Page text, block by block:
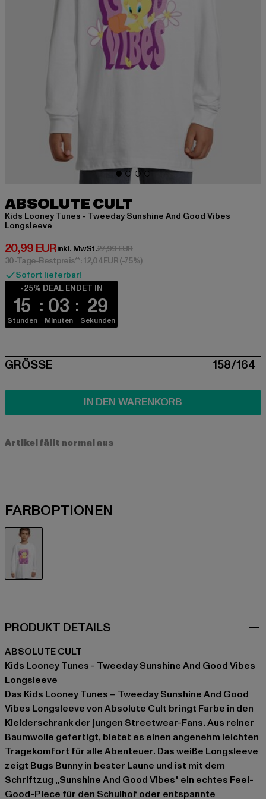
ABSOLUTE CULT
Kids Looney Tunes - Tweeday Sunshine And Good Vibes
Longsleeve
20,99 EUR
Derzeitiger Preis: 20,99 EUR
inkl. MwSt.27,99 EURAktionspreis: 27,99 EUR
30-Tage-Bestpreis**: 12,04 EUR(-75%)
Sofort lieferbar!
-25% DEAL ENDET IN
15
Stunden
03
Minuten
28
Sekunden
SIZE
GRÖSSE 158/164
IN DEN WARENKORB
Artikel fällt normal aus
FARBOPTIONEN
PRODUKT DETAILS
ABSOLUTE CULT
Kids Looney Tunes - Tweeday Sunshine And Good Vibes
Longsleeve
Das Kids Looney Tunes – Tweeday Sunshine And Good
Vibes Longsleeve von Absolute Cult bringt Farbe in den
Kleiderschrank der jungen Streetwear-Fans. Aus reiner
Baumwolle gefertigt, bietet es einen angenehm leichten
Tragekomfort für alle Abenteuer. Das weiße Longsleeve
zeigt Bugs Bunny in bester Laune und ist mit dem
Schriftzug „Sunshine And Good Vibes" ein echtes Feel-
Good-Piece für den Schulhof oder entspannte